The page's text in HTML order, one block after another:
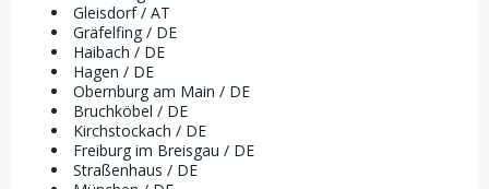
Gleisdorf / AT
Gräfelfing / DE
Haibach / DE
Hagen / DE
Obernburg am Main / DE
Bruchköbel / DE
Kirchstockach / DE
Freiburg im Breisgau / DE
Straßenhaus / DE